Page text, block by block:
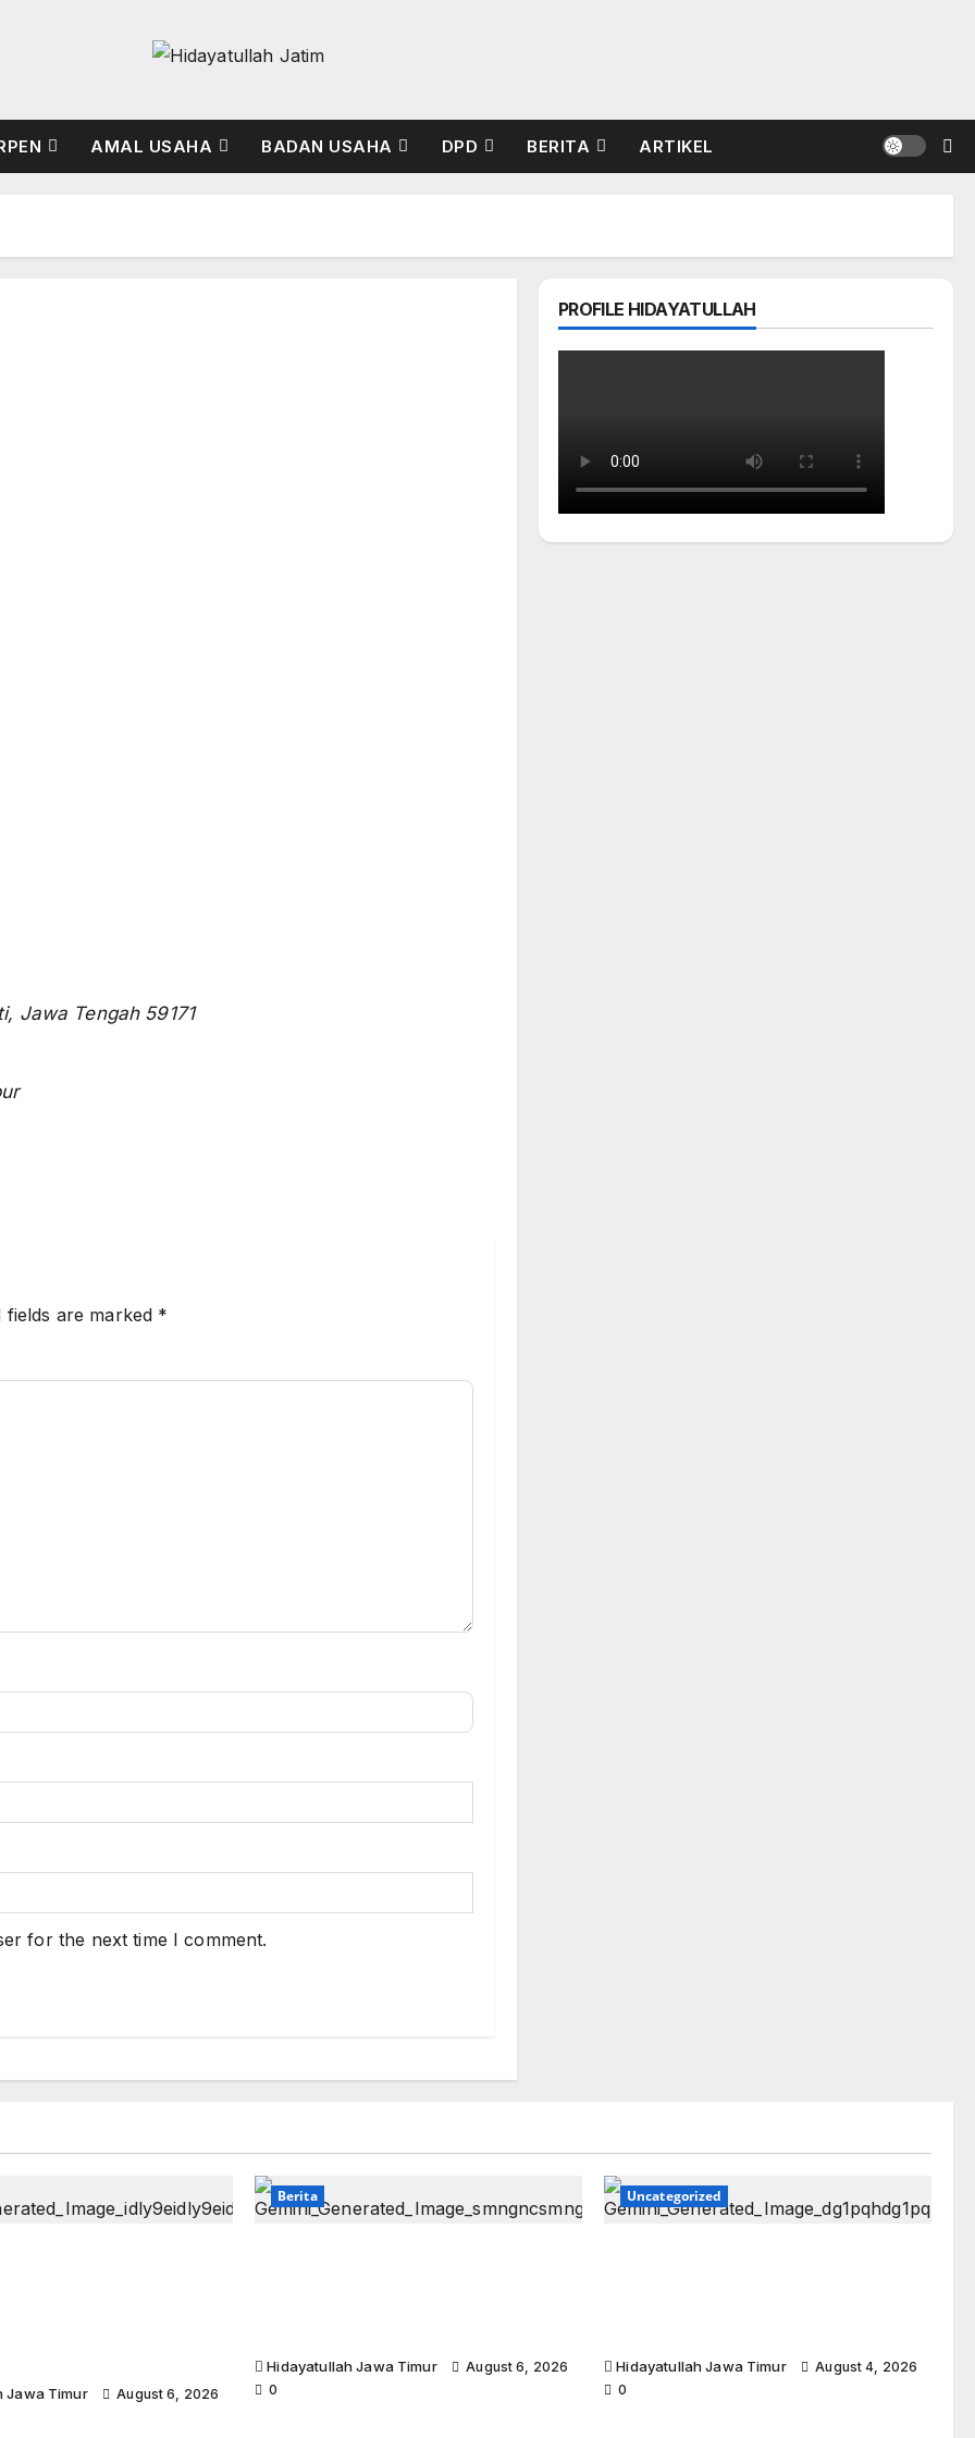
AMAL USAHA BADAN USAHA DPD BERITA ARTIKEL
Jawa Tengah 59171
fields are marked *
for the next time I comment.
PROFILE HIDAYATULLAH
Jawa Timur
August 6, 2026
Berita
Hidayatullah Jawa Timur
August 6, 2026
0
Uncategorized
Hidayatullah Jawa Timur
August 4, 2026
0